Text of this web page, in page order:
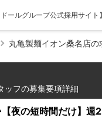
ールグループ公式採用サイ
丸亀製麺イオン桑名店の
ッフの募集要項詳細
夜の短時間だけ】